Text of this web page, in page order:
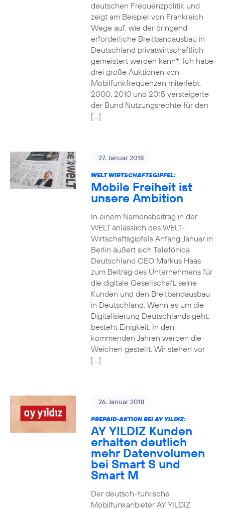
deutschen Frequenzpolitik und
zeigt am Beispiel von Frankreich
Wege auf, wie der dringend
erforderliche Breitbandausbau in
Deutschland privatwirtschaftlich
gemeistert werden kann*: Ich habe
drei große Auktionen von
Mobilfunkfrequenzen miterlebt.
2000, 2010 und 2015 versteigerte
der Bund Nutzungsrechte für den
[…]
27. Januar 2018
WELT WIRTSCHAFTSGIPFEL:
Mobile Freiheit ist
unsere Ambition
In einem Namensbeitrag in der
WELT anlässlich des WELT-
Wirtschaftsgipfels Anfang Januar in
Berlin äußert sich Telefónica
Deutschland CEO Markus Haas
zum Beitrag des Unternehmens für
die digitale Gesellschaft, seine
Kunden und den Breitbandausbau
in Deutschland: Wenn es um die
Digitalisierung Deutschlands geht,
besteht Einigkeit: In den
kommenden Jahren werden die
Weichen gestellt. Wir stehen vor
[…]
26. Januar 2018
PREPAID-AKTION BEI AY YILDIZ:
AY YILDIZ Kunden
erhalten deutlich
mehr Datenvolumen
bei Smart S und
Smart M
Der deutsch-türkische
Mobilfunkanbieter AY YILDIZ